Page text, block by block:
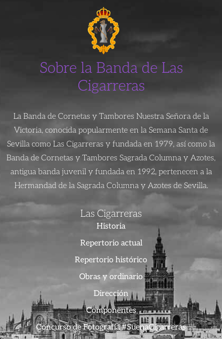
Sobre la Banda de Las
Cigarreras
La Banda de Cornetas y Tambores Nuestra Señora de la
Victoria, conocida popularmente en la Semana Santa de
Sevilla como Las Cigarreras y fundada en 1979, así como la
Banda de Cornetas y Tambores Sagrada Columna y Azotes,
antigua banda juvenil y fundada en 1992, pertenecen a la
Hermandad de la Sagrada Columna y Azotes de Sevilla.
Las Cigarreras
Historia
Repertorio actual
Repertorio histórico
Obras y ordinario
Dirección
Componentes
Concurso de Fotografía #SuenaCigarreras